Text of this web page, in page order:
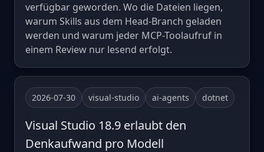
verfügbar geworden. Wo die Dateien liegen,
warum Skills aus dem Head-Branch geladen
werden und warum jeder MCP-Toolaufruf in
einem Review nur lesend erfolgt.
2026-07-30 visual-studio ai-agents dotnet
Visual Studio 18.9 erlaubt den
Denkaufwand pro Modell